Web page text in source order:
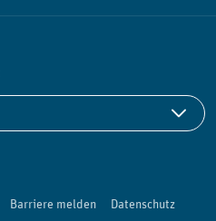
Barriere melden
Datenschutz